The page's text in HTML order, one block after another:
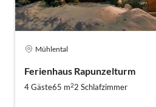
Mühlental
Ferienhaus Rapunzelturm
4 Gäste65 m22 Schlafzimmer